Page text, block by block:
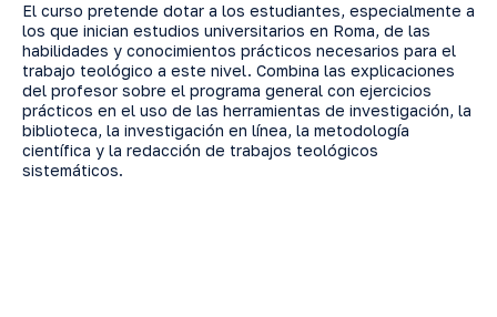
El curso pretende dotar a los estudiantes, especialmente a
los que inician estudios universitarios en Roma, de las
habilidades y conocimientos prácticos necesarios para el
trabajo teológico a este nivel. Combina las explicaciones
del profesor sobre el programa general con ejercicios
prácticos en el uso de las herramientas de investigación, la
biblioteca, la investigación en línea, la metodología
científica y la redacción de trabajos teológicos
sistemáticos.